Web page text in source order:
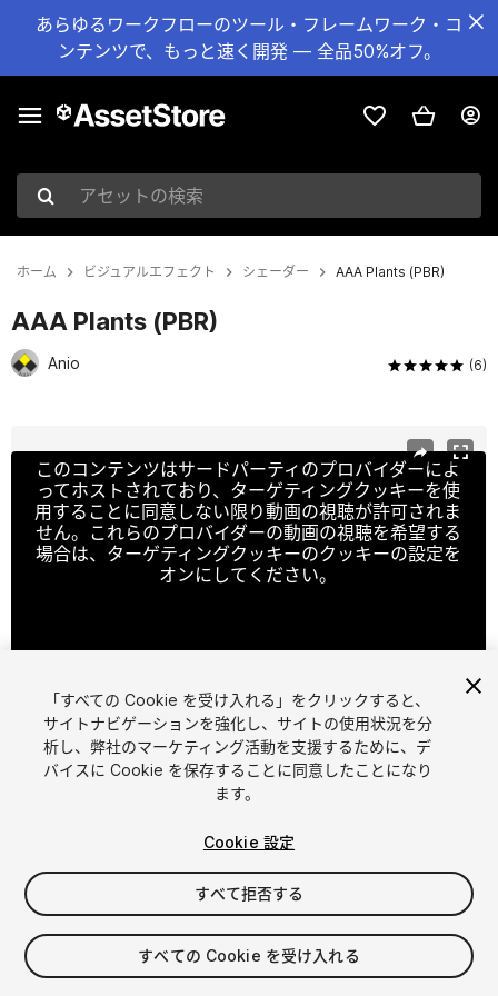
あらゆるワークフローのツール・フレームワーク・コ
ンテンツで、もっと速く開発 — 全品50%オフ。
アセットの検索
ホーム ビジュアルエフェクト シェーダー AAA Plants (PBR)
AAA Plants (PBR)
Anio (6)
このコンテンツはサードパーティのプロバイダーによ
ってホストされており、ターゲティングクッキーを使
用することに同意しない限り動画の視聴が許可されま
せん。これらのプロバイダーの動画の視聴を希望する
場合は、ターゲティングクッキーのクッキーの設定を
オンにしてください。
1 /7
$25
消費税は決済時に計算されます
「すべての Cookie を受け入れる」をクリックすると、
サイトナビゲーションを強化し、サイトの使用状況を分
析し、弊社のマーケティング活動を支援するために、デ
バイスに Cookie を保存することに同意したことになり
ます。
Cookie 設定
すべて拒否する
すべての Cookie を受け入れる